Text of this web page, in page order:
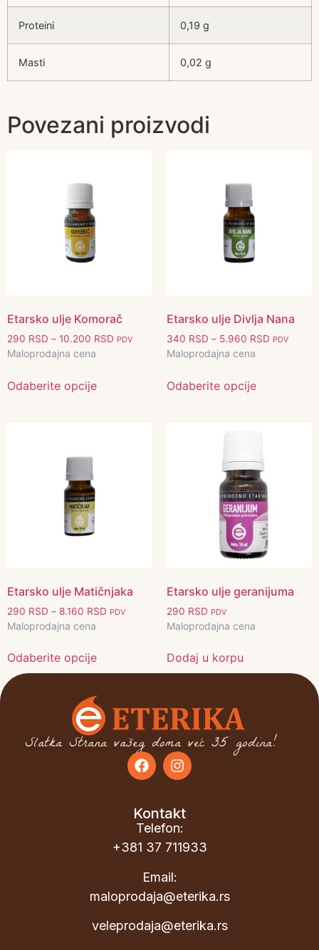
Proteini 0,19 g
Masti 0,02 g
Povezani proizvodi
Etarsko ulje Komorač
290 RSD – 10.200 RSD PDV
Maloprodajna cena
Odaberite opcije
Etarsko ulje Divlja Nana
340 RSD – 5.960 RSD PDV
Maloprodajna cena
Odaberite opcije
Etarsko ulje Matičnjaka
290 RSD – 8.160 RSD PDV
Maloprodajna cena
Odaberite opcije
Etarsko ulje geranijuma
290 RSD PDV
Maloprodajna cena
Dodaj u korpu
Slatka Strana vašeg doma već 35 godina!
Kontakt
Telefon:
+381 37 711933
Email:
maloprodaja@eterika.rs
veleprodaja@eterika.rs